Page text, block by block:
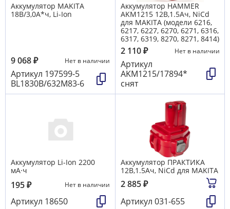
Аккумулятор MAKITA
18В/3,0А*ч, Li-Ion
9 068₽ Нет в наличии
Артикул 197599-5
BL1830B/632M83-6
Аккумулятор HAMMER
AKМ1215 12B,1.5Aч, NiCd
для MAKITA (модели 6216,
6217, 6227, 6270, 6271, 6316,
6317, 6319, 8270, 8271, 8414)
2 110₽ Нет в наличии
Артикул
AKM1215/17894*
снят
Аккумулятор Li-Ion 2200
мА·ч
195₽ Нет в наличии
Артикул 18650
Аккумулятор ПРАКТИКА
12B,1.5Aч, NiCd для MAKITA
2 885₽
Артикул 031-655